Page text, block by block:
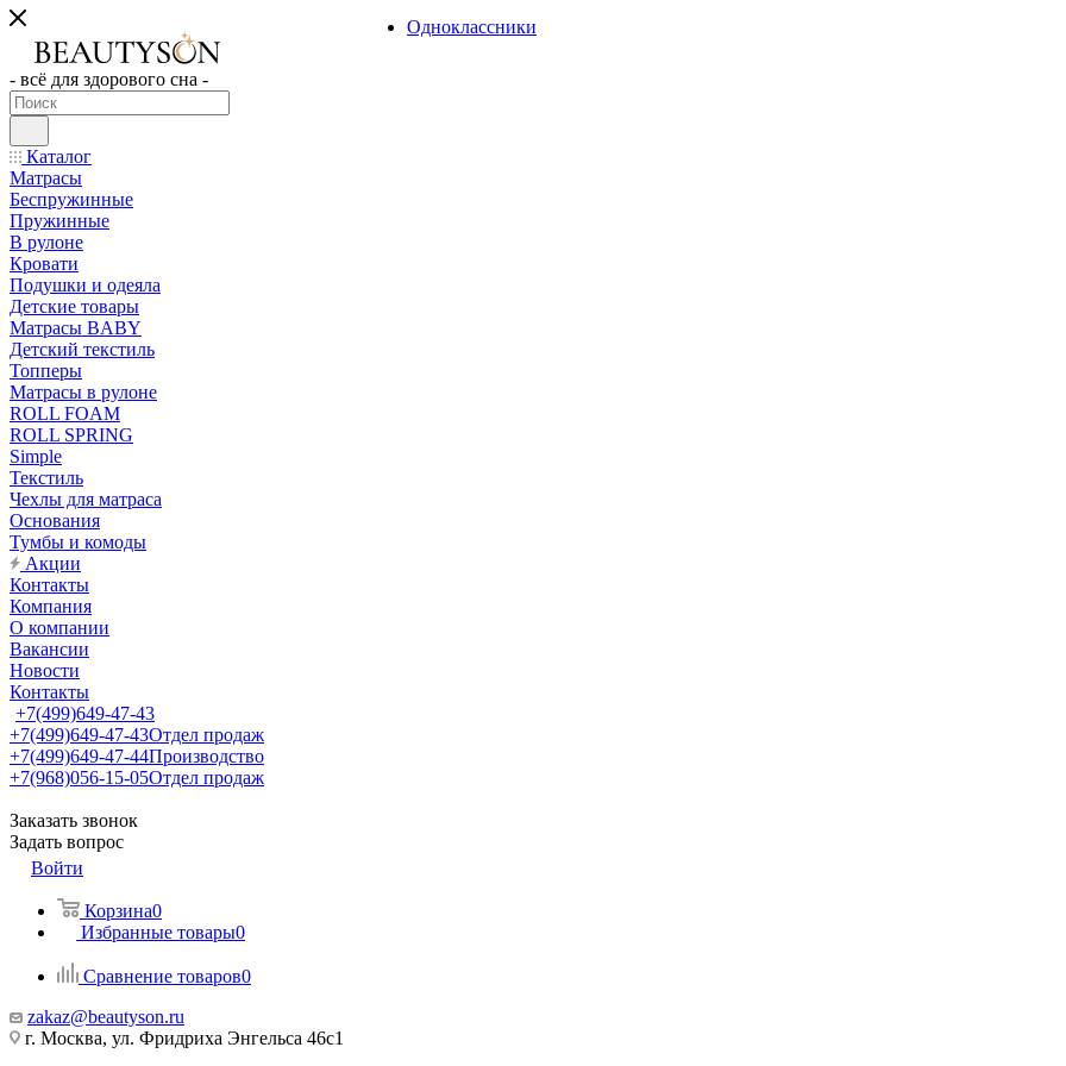
- всё для здорового сна -
Каталог
Матрасы
Беспружинные
Пружинные
В рулоне
Кровати
Подушки и одеяла
Детские товары
Матрасы BABY
Детский текстиль
Топперы
Матрасы в рулоне
ROLL FOAM
ROLL SPRING
Simple
Текстиль
Чехлы для матраса
Основания
Тумбы и комоды
Акции
Контакты
Компания
О компании
Вакансии
Новости
Контакты
+7(499)649-47-43
+7(499)649-47-43Отдел продаж
+7(499)649-47-44Производство
+7(968)056-15-05Отдел продаж
Заказать звонок
Задать вопрос
Войти
Корзина0
Избранные товары0
Сравнение товаров0
zakaz@beautyson.ru
г. Москва, ул. Фридриха Энгельса 46с1
Одноклассники